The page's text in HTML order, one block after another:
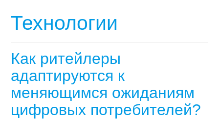
Технологии
Как ритейлеры
адаптируются к
меняющимся ожиданиям
цифровых потребителей?